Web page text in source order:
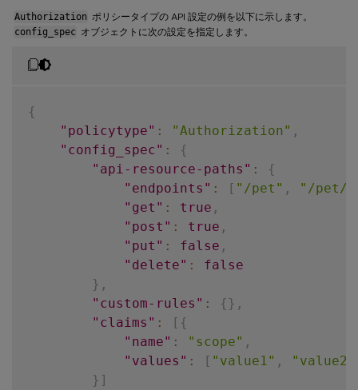
"insert-segment-position"
"new-path-value"
"insert-segment-position"
"new-path-value"
"action-type" :
"insert path
"insert-segment-position"
"new-path-value"
"action-type"
}
{
"insert-segment-position"
"new-path-value"
"old-path-value"
"store"
Authorization ポリシータイプの API 設定の例を以下に示します。
config_spec オブジェクトに次の設定を指定します。
{
"policytype" : "Authorization" ,
"config_spec" :
{
"api-resource-paths" :
{
"endpoints" : [ "/pet" ,
"/pet/
"get" : true ,
"post" : true ,
"put" : false ,
"delete" :
false
} ,
"custom-rules" : { } ,
"claims" : [ {
"name" : "scope" ,
"values" : [ "value1" , "value2"
} ]